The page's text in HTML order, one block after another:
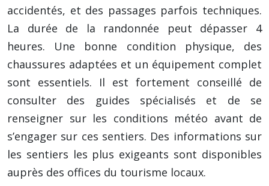
accidentés, et des passages parfois techniques.
La durée de la randonnée peut dépasser 4
heures. Une bonne condition physique, des
chaussures adaptées et un équipement complet
sont essentiels. Il est fortement conseillé de
consulter des guides spécialisés et de se
renseigner sur les conditions météo avant de
s’engager sur ces sentiers. Des informations sur
les sentiers les plus exigeants sont disponibles
auprès des offices du tourisme locaux.